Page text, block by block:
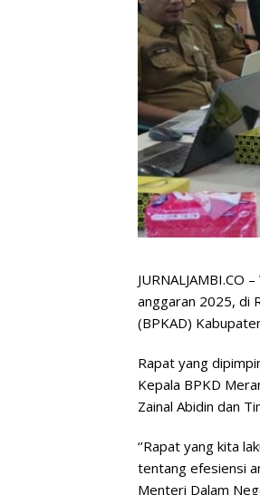
anggaran 2025, di
(BPKAD)
Rapat yang
Kepala BPKD
Zainal Abidin dan
‘’Rapat yang kita
tentang efesiensi
Menteri Dalam